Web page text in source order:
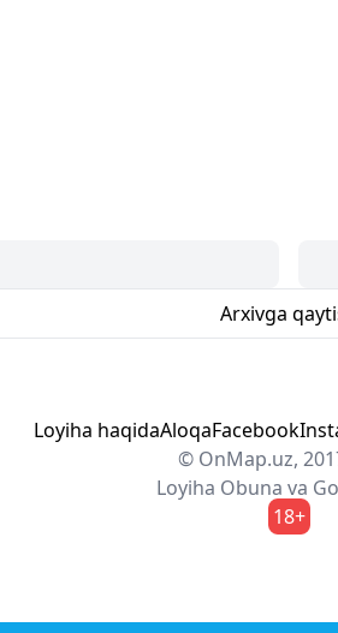
Arxivga
Loyiha haqidaAloqaFacebook
© OnMap.uz,
Loyiha Obuna va
18+